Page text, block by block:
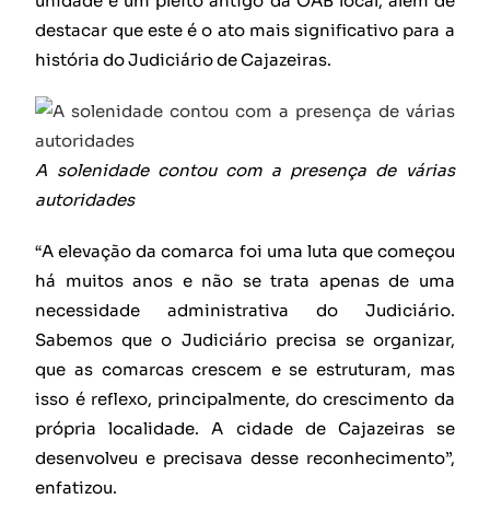
destacar que este é o ato mais significativo para a
história do Judiciário de Cajazeiras.
A solenidade contou com a presença de várias
autoridades
“A elevação da comarca foi uma luta que começou
há muitos anos e não se trata apenas de uma
necessidade administrativa do Judiciário.
Sabemos que o Judiciário precisa se organizar,
que as comarcas crescem e se estruturam, mas
isso é reflexo, principalmente, do crescimento da
própria localidade. A cidade de Cajazeiras se
desenvolveu e precisava desse reconhecimento”,
enfatizou.